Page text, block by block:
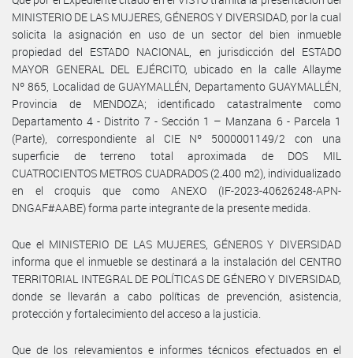
MINISTERIO DE LAS MUJERES, GÉNEROS Y DIVERSIDAD, por la cual
solicita la asignación en uso de un sector del bien inmueble
propiedad del ESTADO NACIONAL, en jurisdicción del ESTADO
MAYOR GENERAL DEL EJÉRCITO, ubicado en la calle Allayme
Nº 865, Localidad de GUAYMALLÉN, Departamento GUAYMALLÉN,
Provincia de MENDOZA; identificado catastralmente como
Departamento 4 - Distrito 7 - Sección 1 – Manzana 6 - Parcela 1
(Parte), correspondiente al CIE Nº 5000001149/2 con una
superficie de terreno total aproximada de DOS MIL
CUATROCIENTOS METROS CUADRADOS (2.400 m2), individualizado
en el croquis que como ANEXO (IF-2023-40626248-APN-
DNGAF#AABE) forma parte integrante de la presente medida.
Que el MINISTERIO DE LAS MUJERES, GÉNEROS Y DIVERSIDAD
informa que el inmueble se destinará a la instalación del CENTRO
TERRITORIAL INTEGRAL DE POLÍTICAS DE GÉNERO Y DIVERSIDAD,
donde se llevarán a cabo políticas de prevención, asistencia,
protección y fortalecimiento del acceso a la justicia.
Que de los relevamientos e informes técnicos efectuados en el